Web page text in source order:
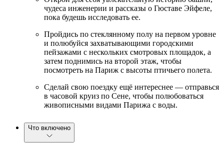
чудеса инженерии и рассказы о Гюставе Эйфеле,
пока будешь исследовать ее.
Пройдись по стеклянному полу на первом уровне
и полюбуйся захватывающими городскими
пейзажами с нескольких смотровых площадок, а
затем поднимись на второй этаж, чтобы
посмотреть на Париж с высоты птичьего полета.
Сделай свою поездку ещё интереснее — отправься
в часовой круиз по Сене, чтобы полюбоваться
живописными видами Парижа с воды.
Что включено